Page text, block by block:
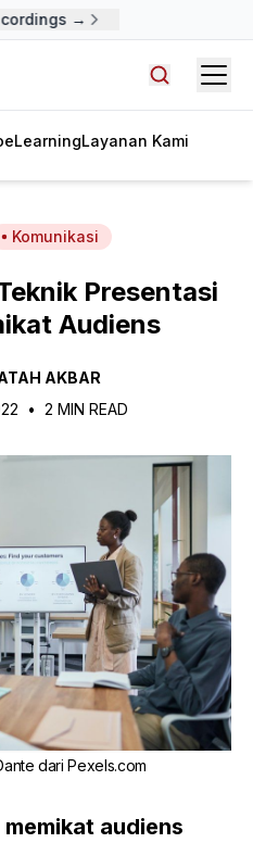
→
eLearningLayanan Kami
Komunikasi
Presentasi
Audiens
AKBAR
• 2 MIN READ
dari Pexels.com
audiens